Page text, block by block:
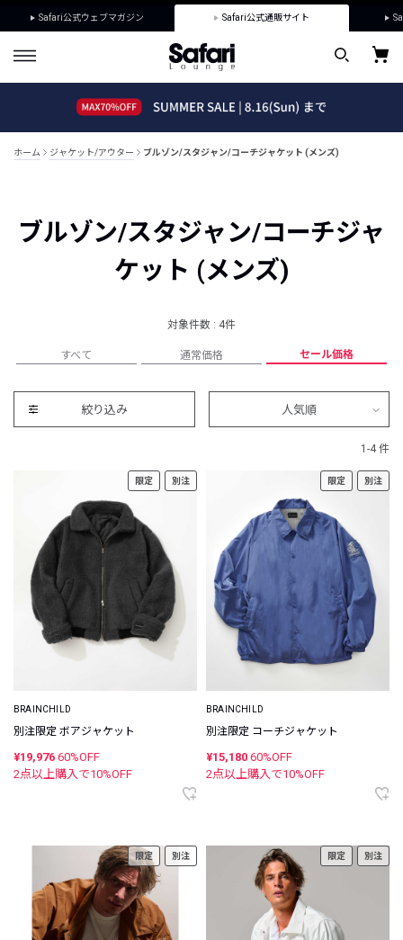
Safari公式ウェブマガジン Safari公式通販サイト
ホーム ジャケット/アウター ブルゾン/スタジャン/コーチジャケット (メンズ)
ブルゾン/スタジャン/コーチジャ
ケット (メンズ)
対象件数 : 4件
すべて 通常価格 セール価格
絞り込み 人気順
1-4 件
限定 別注
BRAINCHILD
別注限定 ボアジャケット
¥19,976 60%OFF
2点以上購入で10%OFF
限定 別注
BRAINCHILD
別注限定 コーチジャケット
¥15,180 60%OFF
2点以上購入で10%OFF
限定 別注 限定 別注